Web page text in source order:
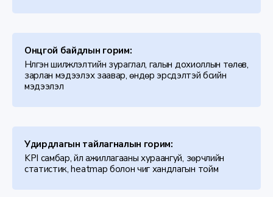
Онцгой байдлын горим:
Нүүлгэн шилжүүлэлтийн зураглал, галын дохиоллын төлөв,
зарлан мэдээлэх заавар, өндөр эрсдэлтэй бүсийн
мэдээлэл
Удирдлагын тайлагналын горим:
KPI самбар, үйл ажиллагааны хураангуй, зөрчлийн
статистик, heatmap болон чиг хандлагын тойм